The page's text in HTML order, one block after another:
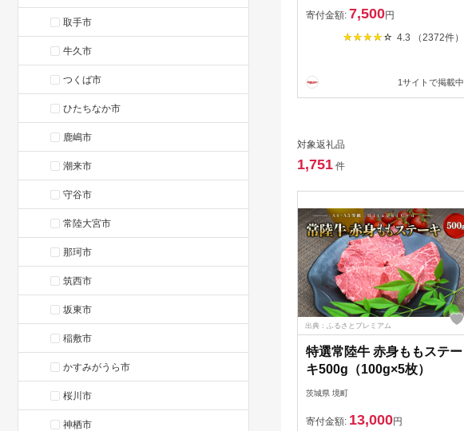
取手市
牛久市
つくば市
ひたちなか市
鹿嶋市
潮来市
守谷市
常陸大宮市
那珂市
筑西市
坂東市
稲敷市
かすみがうら市
桜川市
神栖市
寄付金額: 7,500円
4.3 （2372件）
1サイトで掲載中
対象返礼品
1,751 件
出典：ふるさとプレミアム
特選常陸牛 赤身ももステー
キ500g（100g×5枚）
茨城県 境町
寄付金額: 13,000円